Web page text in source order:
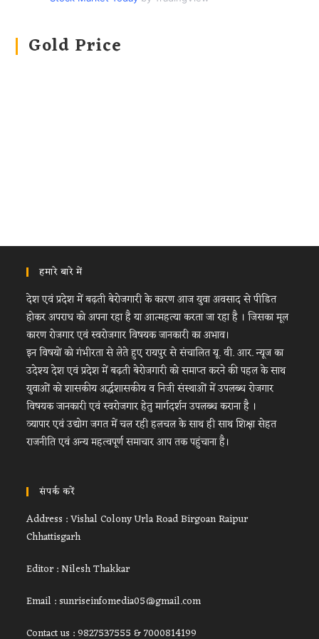
Gold Price
हमारे बारे में
देश एवं प्रदेश में बढ़ती बेरोजगारी के कारण आज युवा अवसाद से पीडित
होकर अपराध को अपना रहा है या आत्महत्या करता जा रहा है । जिसका मूल
कारण रोजगार एवं स्वरोजगार विषयक जानकारी का अभाव।
इन विषयों को गंभीरता से लेते हुए रायपुर से संचालित यू. वी. आर. न्यूज का
उदेश्य देश एवं प्रदेश में बढ़ती बेरोजगारी को समाप्त करने की पहल के साथ
युवाओं को शासकीय अर्द्धशासकीय व निजी संस्थाओं में उपलब्ध रोजगार
विषयक जानकारी एवं स्वरोजगार हेतु मार्गदर्शन उपलब्ध कराना है ।
व्यापार एवं उद्योग जगत में चल रही हलचल के साथ ही साथ शिक्षा सेहत
राजनीति एवं अन्य महत्वपूर्ण समाचार आप तक पहुंचाना है।
संपर्क करें
Address : Vishal Colony Urla Road Birgoan Raipur
Chhattisgarh
Editor : Nilesh Thakkar
Email : sunriseinfomedia05@gmail.com
Contact us : 9827537555 & 7000814199